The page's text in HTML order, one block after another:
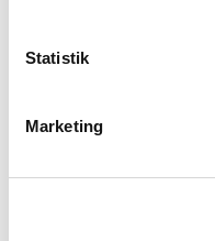
Statistik
Marketing